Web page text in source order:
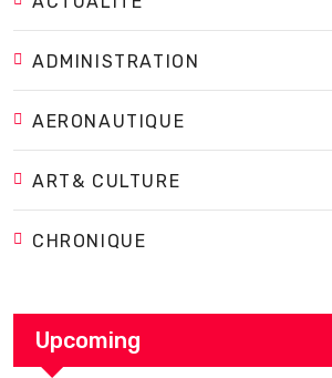
ADMINISTRATION
AERONAUTIQUE
ART& CULTURE
CHRONIQUE
Upcoming